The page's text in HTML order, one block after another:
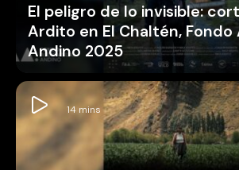
El peligro de lo invisible:
Ardito en El Chaltén, Fondo
Andino 2025